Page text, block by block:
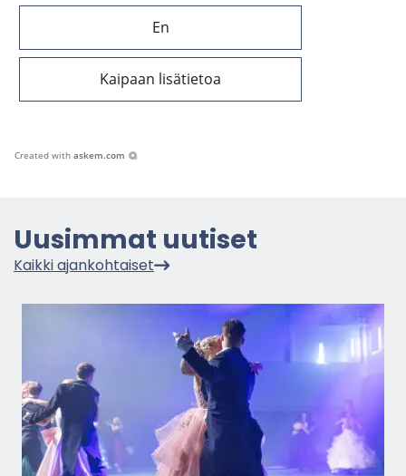
En
Kaipaan lisätietoa
Created with askem.com
Uusim­mat uu­ti­set
Kaik­ki ajan­koh­tai­set